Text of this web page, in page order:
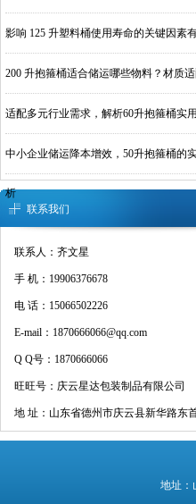
影响 125 升塑料桶使用寿命的关键因素
200 升抱箍桶适合储运哪些物料？材质
适配多元行业需求，解析60升抱箍桶实
中小企业储运降本增效，50升抱箍桶的
析
联系我们
联系人：齐文星
手 机：19906376678
电 话：15066502226
E-mail：1870666066@qq.com
Q Q号：1870666066
旺旺号：庆云星达包装制品有限公司
地 址：山东省德州市庆云县新华路东
地址：